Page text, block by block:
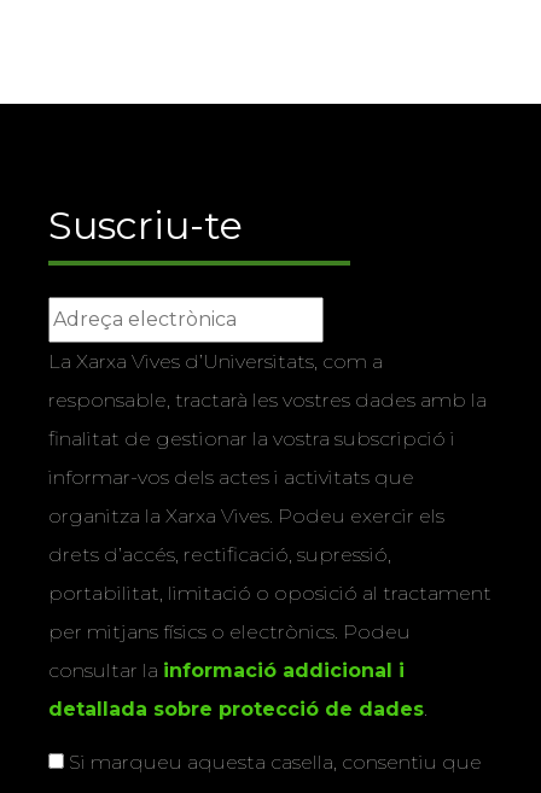
Suscriu-te
La Xarxa Vives d’Universitats, com a
responsable, tractarà les vostres dades amb la
finalitat de gestionar la vostra subscripció i
informar-vos dels actes i activitats que
organitza la Xarxa Vives. Podeu exercir els
drets d’accés, rectificació, supressió,
portabilitat, limitació o oposició al tractament
per mitjans físics o electrònics. Podeu
consultar la informació addicional i
detallada sobre protecció de dades.
Si marqueu aquesta casella, consentiu que